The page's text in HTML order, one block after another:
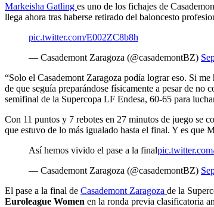
Markeisha Gatling es uno de los fichajes de
llega ahora tras haberse retirado del baloncesto
pic.twitter.com/E002ZC8b8h
— Casademont Zaragoza (@casademontBZ)
“Solo el Casademont Zaragoza podía lograr eso. Si
de que seguía preparándose físicamente a pesar de
semifinal de la Supercopa LF Endesa, 60-65 para
Con 11 puntos y 7 rebotes en 27 minutos de juego se
que estuvo de lo más igualado hasta el final. Y es que
Así hemos vivido el pase a la final
— Casademont Zaragoza (@casademontBZ)
El pase a la final de Casademont Zaragoza de la
Euroleague Women en la ronda previa clasificatoria